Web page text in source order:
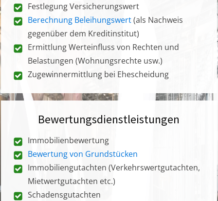
Festlegung Versicherungswert
Berechnung Beleihungswert(als Nachweis
gegenüber dem Kreditinstitut)
Ermittlung Werteinfluss von Rechten und
Belastungen (Wohnungsrechte usw.)
Zugewinnermittlung bei Ehescheidung
Bewertungsdienstleistungen
Immobilienbewertung
Bewertung von Grundstücken
Immobiliengutachten (Verkehrswertgutachten,
Mietwertgutachten etc.)
Schadensgutachten